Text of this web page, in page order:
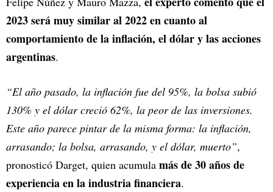
2023 será muy similar al 2022 en cuanto al
comportamiento de la inflación, el dólar y las acciones
argentinas.
“El año pasado, la inflación fue del 95%, la bolsa subió
130% y el dólar creció 62%, la peor de las inversiones.
Este año parece pintar de la misma forma: la inflación,
arrasando; la bolsa, arrasando, y el dólar, muerto”,
pronosticó Darget, quien acumula más de 30 años de
experiencia en la industria financiera.